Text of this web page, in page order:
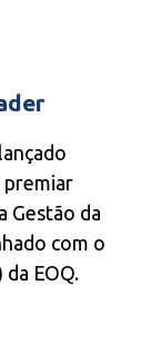
premiar
Gestão da
com o
EOQ.